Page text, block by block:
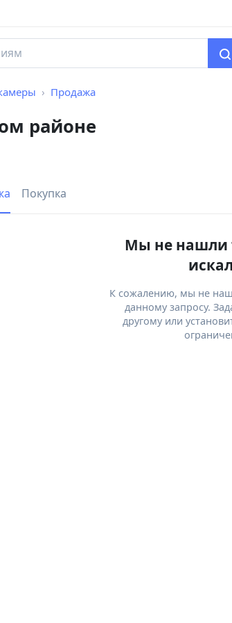
Продажа
районе
Покупка
Мы не нашли
К сожалению, мы не
данному запросу.
другому или